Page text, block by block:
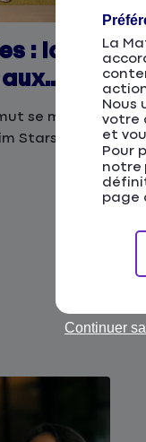
: la
se mobilise
Stars, pour
La
Nous
votre
et
Pour
notre
page
Continuer